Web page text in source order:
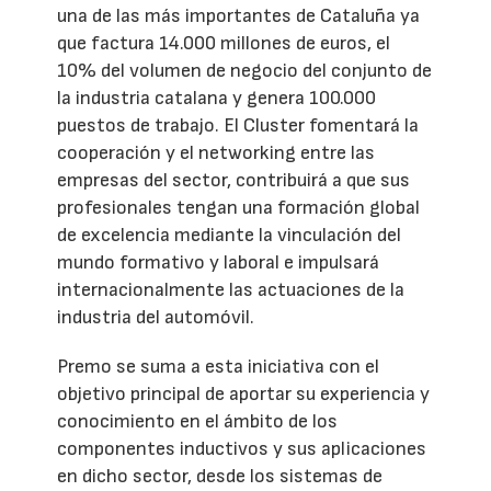
una de las más importantes de Cataluña ya
que factura 14.000 millones de euros, el
10% del volumen de negocio del conjunto de
la industria catalana y genera 100.000
puestos de trabajo. El Cluster fomentará la
cooperación y el networking entre las
empresas del sector, contribuirá a que sus
profesionales tengan una formación global
de excelencia mediante la vinculación del
mundo formativo y laboral e impulsará
internacionalmente las actuaciones de la
industria del automóvil.
Premo se suma a esta iniciativa con el
objetivo principal de aportar su experiencia y
conocimiento en el ámbito de los
componentes inductivos y sus aplicaciones
en dicho sector, desde los sistemas de